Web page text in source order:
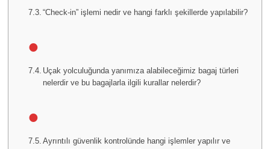
“Check-in” işlemi nedir ve hangi farklı şekillerde yapılabilir?
Uçak yolculuğunda yanımıza alabileceğimiz bagaj türleri
nelerdir ve bu bagajlarla ilgili kurallar nelerdir?
Ayrıntılı güvenlik kontrolünde hangi işlemler yapılır ve